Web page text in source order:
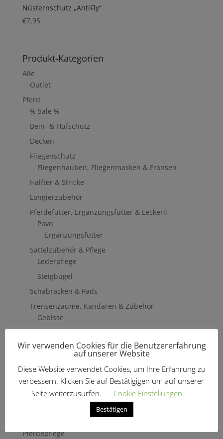
Nüsternschutz „AntiFly“
€7,95
Produkt-Kategorien
Alle
Outlet
Pferd
% Sale %
Bein- & Hufschutz
Decken
Fliegenschutz
Fliegenhauben, Fliegenmasken & Fransen
Halfter & Stricke
Longierzubehör
Pferdefutter, Ergänzungsfutter & Leckerli
Pavo
Ergänzungsfutter
Sattelzubehör & Pflege
Lederpflege
Steigbügel
Schabracken & Pads
Trensenzäume, Kandaren & Zubehör
Gebisse
Hilfszügel
Trensenzäume
Zaumbaukasten
Stirnriemen
Pferdepflege
Wir verwenden Cookies für die Benutzererfahrung
auf unserer Website
Diese Website verwendet Cookies, um Ihre Erfahrung zu
verbessern. Klicken Sie auf Bestätigigen um auf unserer
Seite weiterzusurfen.
Cookie Einstellungen
Bestätigen